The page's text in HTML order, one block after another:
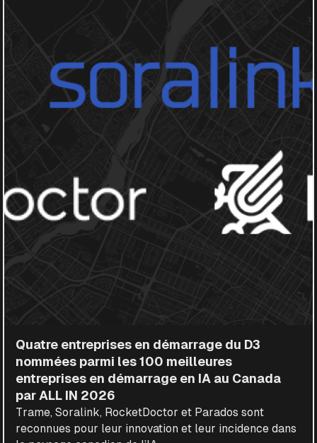
Quatre entreprises en démarrage du D3
nommées parmi les 100 meilleures
entreprises en démarrage en IA au Canada
par ALL IN 2026
Trame, Soralink, RocketDoctor et Parados sont
reconnues pour leur innovation et leur incidence dans